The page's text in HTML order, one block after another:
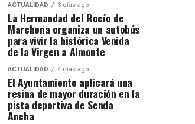
ACTUALIDAD 3 días ago
La Hermandad del Rocío de
Marchena organiza un autobús
para vivir la histórica Venida
de la Virgen a Almonte
ACTUALIDAD 4 días ago
El Ayuntamiento aplicará una
resina de mayor duración en la
pista deportiva de Senda
Ancha